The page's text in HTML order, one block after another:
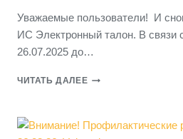
Уважаемые пользователи! И
ИС Электронный талон. В связи
26.07.2025 до…
ЧИТАТЬ ДАЛЕЕ ВНИМАНИЕ!
СИСТЕМЕ